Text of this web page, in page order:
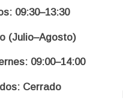
09:30–13:30
(Julio–Agosto)
09:00–14:00
Cerrado